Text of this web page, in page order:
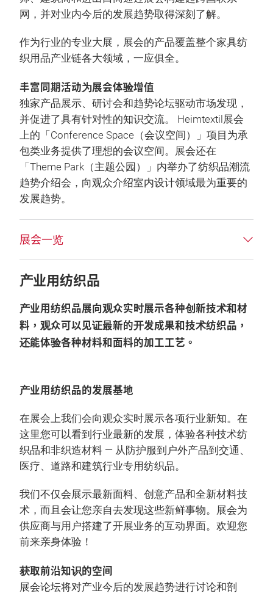
网，并对业内今后的发展趋势取得深刻了解。
作为行业的专业大展，展会的产品覆盖整个家具纺
织用品产业链各大领域，一应俱全。
丰富同期活动为展会体验增值
独家产品展示、研讨会和趋势论坛驱动市场发现，
并促进了具有针对性的知识交流。 Heimtextil展会
上的「Conference Space（会议空间）」项目为承
包类业务提供了理想的会议空间。展会还在
「Theme Park（主题公园）」内举办了纺织品潮流
趋势介绍会，向观众介绍室内设计领域最为重要的
发展趋势。
展会一览
产业用纺织品
产业用纺织品展向观众实时展示各种创新技术和材
料，观众可以见证最新的开发成果和技术纺织品，
还能体验各种材料和面料的加工工艺。
产业用纺织品的发展基地
在展会上我们会向观众实时展示各项行业新知。在
这里您可以看到行业最新的发展，体验各种技术纺
织品和非织造材料 — 从防护服到户外产品到交通、
医疗、道路和建筑行业专用纺织品。
我们不仅会展示最新面料、创意产品和全新材料技
术，而且会让您亲自去发现这些新鲜事物。展会为
供应商与用户搭建了开展业务的互动界面。欢迎您
前来亲身体验！
获取前沿知识的空间
展会论坛将对产业今后的发展趋势进行讨论和剖